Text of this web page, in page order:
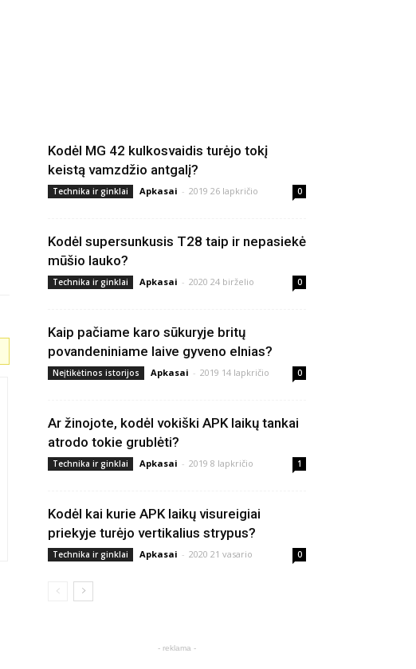
Kodėl MG 42 kulkosvaidis turėjo tokį
keistą vamzdžio antgalį?
Technika ir ginklai Apkasai - 2019 26 lapkričio 0
Kodėl supersunkusis T28 taip ir nepasiekė
mūšio lauko?
Technika ir ginklai Apkasai - 2020 24 birželio 0
Kaip pačiame karo sūkuryje britų
povandeniniame laive gyveno elnias?
Neįtikėtinos istorijos Apkasai - 2019 14 lapkričio 0
Ar žinojote, kodėl vokiški APK laikų tankai
atrodo tokie grublėti?
Technika ir ginklai Apkasai - 2019 8 lapkričio 1
Kodėl kai kurie APK laikų visureigiai
priekyje turėjo vertikalius strypus?
Technika ir ginklai Apkasai - 2020 21 vasario 0
- reklama -